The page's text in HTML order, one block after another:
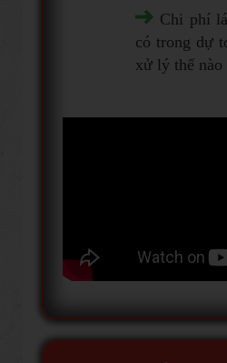
Chi phí
có trong dự
xử lý thế nào